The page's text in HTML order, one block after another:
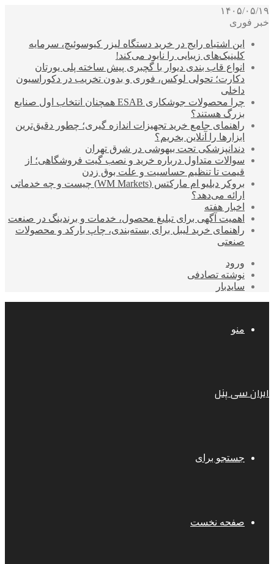
۱۴۰۵/۰۵/۱۹
خبر فوری
این اشتباه رایج در خرید دستگاه لیزر کیوسوئیچ، سرمایه
کلینیک‌های زیبایی را نابود می‌کند!
انواع قاب بندی دیوار با گچبری پیش ساخته پلی یورتان
دکارت؛ تحولی لوکس، فوری و بدون تخریب در دکوراسیون
داخلی
چرا محصولات جوشکاری ESAB همچنان انتخاب اول صنایع
بزرگ هستند؟
راهنمای جامع خرید تجهیزات اندازه گیری؛ چطور دقیق‌ترین
ابزارها را آنلاین بخریم؟
دندانپزشکی تحت بیهوشی در شرق تهران
سوالات متداول درباره خرید و نصب گیت فروشگاهی؛ از
قیمت تا تنظیم حساسیت و علت بوق زدن
بروکر دبلیو ام مارکتس (WM Markets) چیست و چه خدماتی
ارائه می‌دهد؟
اخبار هفته
اهمیت آگهی برای تبلیغ محصول، خدمات و برندینگ در صنعت
راهنمای خرید لیبل برای بسته‌بندی، چاپ بارکد و محصولات
صنعتی
ورود
نوشته تصادفی
سایدبار
منو
ایران سی پنل
جستجو برای
صفحه نخست